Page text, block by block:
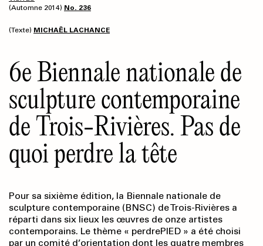
(Automne 2014) No. 236
(Texte) MICHAËL LACHANCE
6e Biennale nationale de
sculpture contemporaine
de Trois-Rivières. Pas de
quoi perdre la tête
Pour sa sixième édition, la Biennale nationale de
sculpture contemporaine (BNSC) de Trois-Rivières a
réparti dans six lieux les œuvres de onze artistes
contemporains. Le thème « perdrePIED » a été choisi
par un comité d’orientation dont les quatre membres